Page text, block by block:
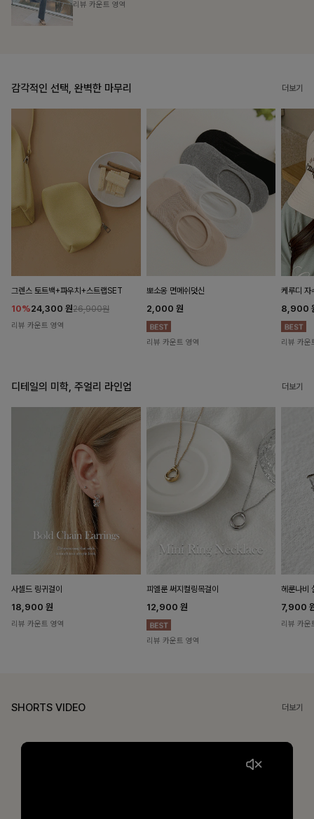
감각적인 선택, 완벽한 마무리 더보기
그렌스 토트백+파우치+스트랩SET
10%24,300 원26,900원
리뷰 카운트 영역
뽀소옹 면메쉬덧신
2,000 원
리뷰 카운트 영역
케루디 자
8,900
리뷰 카운
디테일의 미학, 주얼리 라인업 더보기
사셀드 링귀걸이
18,900 원
리뷰 카운트 영역
피엘룬 써지컬링목걸이
12,900 원
리뷰 카운트 영역
헤룬나비
7,900
리뷰 카운
SHORTS VIDEO 더보기